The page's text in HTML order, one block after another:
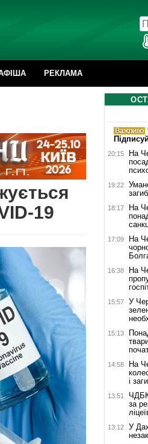
РЕКЛАМА
19
20:15
На
19:22
18:17
На
17:09
На
16:38
На
15:57
У
15:13
14:58
На
і
13:51
за
13:12
У